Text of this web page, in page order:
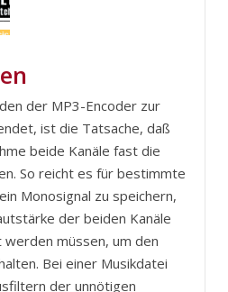
der MP3-Encoder zur
ist die Tatsache, daß
beide Kanäle fast die
So reicht es für bestimmte
Monosignal zu speichern,
der beiden Kanäle
müssen, um den
Bei einer Musikdatei
der unnötigen